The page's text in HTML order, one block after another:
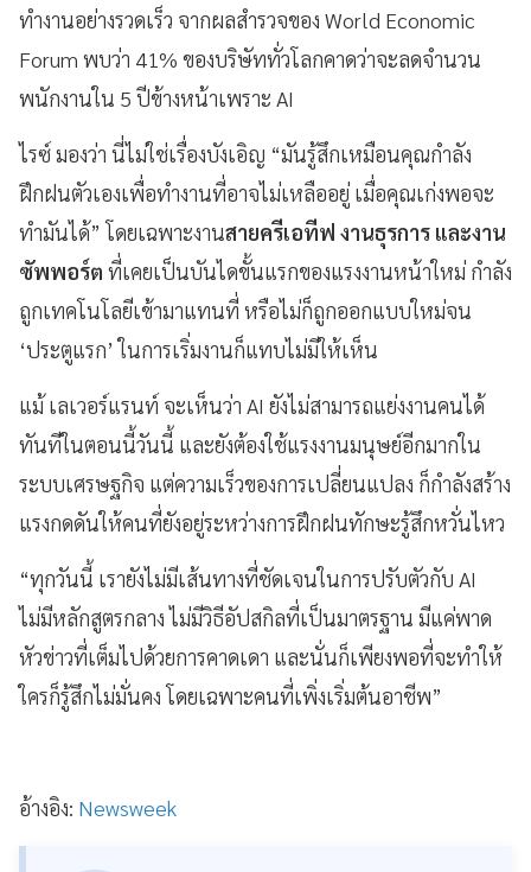
ทำงานอย่างรวดเร็ว จากผลสำรวจของ World Economic
Forum พบว่า 41% ของบริษัททั่วโลกคาดว่าจะลดจำนวน
พนักงานใน 5 ปีข้างหน้าเพราะ AI
ไรซ์ มองว่า นี่ไม่ใช่เรื่องบังเอิญ “มันรู้สึกเหมือนคุณกำลัง
ฝึกฝนตัวเองเพื่อทำงานที่อาจไม่เหลืออยู่ เมื่อคุณเก่งพอจะ
ทำมันได้” โดยเฉพาะงานสายครีเอทีฟ งานธุรการ และงาน
ซัพพอร์ต ที่เคยเป็นบันไดขั้นแรกของแรงงานหน้าใหม่ กำลัง
ถูกเทคโนโลยีเข้ามาแทนที่ หรือไม่ก็ถูกออกแบบใหม่จน
‘ประตูแรก’ ในการเริ่มงานก็แทบไม่มีให้เห็น
แม้ เลเวอร์แรนท์ จะเห็นว่า AI ยังไม่สามารถแย่งงานคนได้
ทันทีในตอนนี้วันนี้ และยังต้องใช้แรงงานมนุษย์อีกมากใน
ระบบเศรษฐกิจ แต่ความเร็วของการเปลี่ยนแปลง ก็กำลังสร้าง
แรงกดดันให้คนที่ยังอยู่ระหว่างการฝึกฝนทักษะรู้สึกหวั่นไหว
“ทุกวันนี้ เรายังไม่มีเส้นทางที่ชัดเจนในการปรับตัวกับ AI
ไม่มีหลักสูตรกลาง ไม่มีวิธีอัปสกิลที่เป็นมาตรฐาน มีแค่พาด
หัวข่าวที่เต็มไปด้วยการคาดเดา และนั่นก็เพียงพอที่จะทำให้
ใครก็รู้สึกไม่มั่นคง โดยเฉพาะคนที่เพิ่งเริ่มต้นอาชีพ”
อ้างอิง: Newsweek